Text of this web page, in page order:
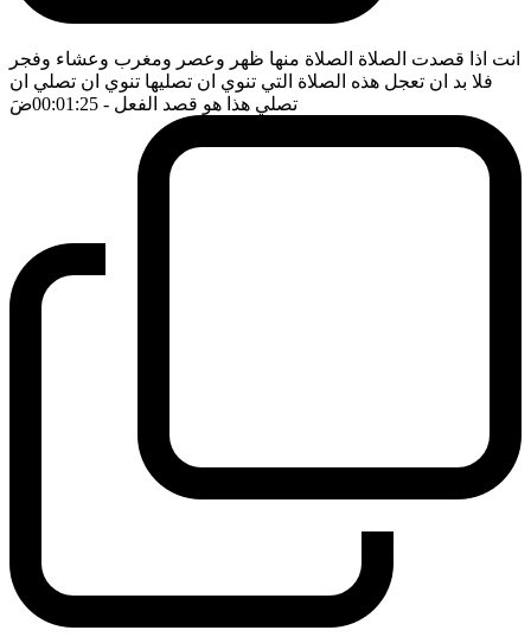
انت اذا قصدت الصلاة الصلاة منها ظهر وعصر ومغرب وعشاء وفجر
فلا بد ان تعجل هذه الصلاة التي تنوي ان تصليها تنوي ان تصلي ان
تصلي هذا هو قصد الفعل - 00:01:25 ضَ